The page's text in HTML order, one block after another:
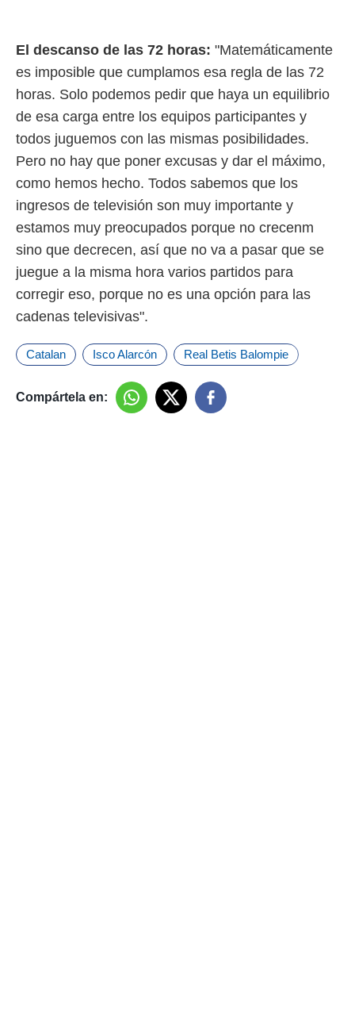
El descanso de las 72 horas: "Matemáticamente
es imposible que cumplamos esa regla de las 72
horas. Solo podemos pedir que haya un equilibrio
de esa carga entre los equipos participantes y
todos juguemos con las mismas posibilidades.
Pero no hay que poner excusas y dar el máximo,
como hemos hecho. Todos sabemos que los
ingresos de televisión son muy importante y
estamos muy preocupados porque no crecenm
sino que decrecen, así que no va a pasar que se
juegue a la misma hora varios partidos para
corregir eso, porque no es una opción para las
cadenas televisivas".
Catalan Isco Alarcón Real Betis Balompie
Compártela en: